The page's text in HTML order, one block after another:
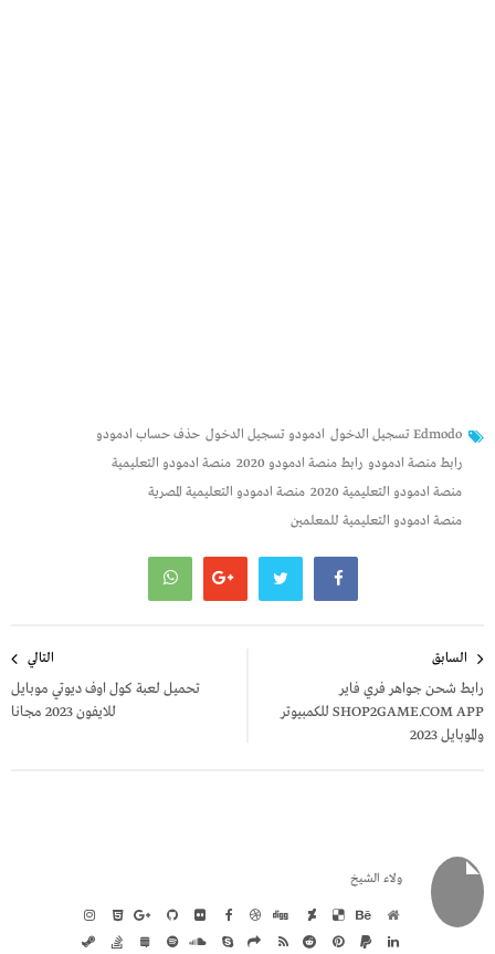
Edmodo تسجيل الدخول ادمودو تسجيل الدخول حذف حساب ادمودو
رابط منصة ادمودو رابط منصة ادمودو 2020
منصة ادمودو التعليمية
منصة ادمودو التعليمية 2020
منصة ادمودو التعليمية المصرية
منصة ادمودو التعليمية للمعلمين
المقالات
السابق
رابط شحن جواهر فري فاير
SHOP2GAME.COM APP للكمبيوتر
والموبايل 2023
التالي
تحميل لعبة كول اوف ديوتي موبايل
للايفون 2023 مجانا
ولاء الشيخ